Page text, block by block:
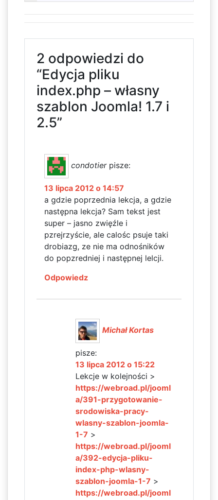
2 odpowiedzi do
“Edycja pliku
index.php – własny
szablon Joomla! 1.7 i
2.5”
condotier pisze:
13 lipca 2012 o 14:57
a gdzie poprzednia lekcja, a gdzie
następna lekcja? Sam tekst jest
super – jasno zwięźle i
pzrejrzyście, ale calośc psuje taki
drobiazg, ze nie ma odnośników
do popzredniej i następnej lelcji.
Odpowiedz
Michał Kortas
pisze:
13 lipca 2012 o 15:22
Lekcje w kolejności >
https://webroad.pl/jooml
a/391-przygotowanie-
srodowiska-pracy-
wlasny-szablon-joomla-
1-7 >
https://webroad.pl/jooml
a/392-edycja-pliku-
index-php-wlasny-
szablon-joomla-1-7 >
https://webroad.pl/jooml